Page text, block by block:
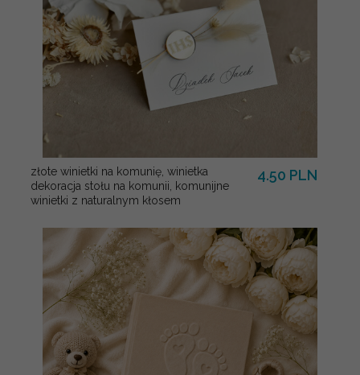
złote winietki na komunię, winietka
dekoracja stołu na komunii, komunijne
winietki z naturalnym kłosem
4.50 PLN